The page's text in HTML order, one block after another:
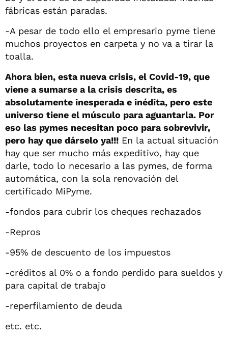
fábricas están paradas.
-A pesar de todo ello el empresario pyme tiene
muchos proyectos en carpeta y no va a tirar la
toalla.
Ahora bien, esta nueva crisis, el Covid-19, que
viene a sumarse a la crisis descrita, es
absolutamente inesperada e inédita, pero este
universo tiene el músculo para aguantarla. Por
eso las pymes necesitan poco para sobrevivir,
pero hay que dárselo ya!!! En la actual situación
hay que ser mucho más expeditivo, hay que
darle, todo lo necesario a las pymes, de forma
automática, con la sola renovación del
certificado MiPyme.
-fondos para cubrir los cheques rechazados
-Repros
-95% de descuento de los impuestos
-créditos al 0% o a fondo perdido para sueldos y
para capital de trabajo
-reperfilamiento de deuda
etc. etc.